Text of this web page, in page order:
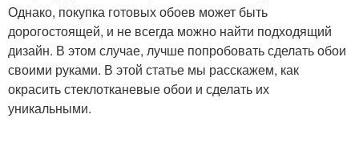
Однако, покупка готовых обоев может быть
дорогостоящей, и не всегда можно найти подходящий
дизайн. В этом случае, лучше попробовать сделать обои
своими руками. В этой статье мы расскажем, как
окрасить стеклотканевые обои и сделать их
уникальными.